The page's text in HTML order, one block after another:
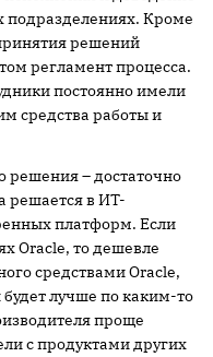
подразделениях. Кроме
решений
регламент процесса.
постоянно имели
средства работы и
решения – достаточно
решается в ИТ-
платформ. Если
Oracle, то дешевле
средствами Oracle,
лучше по каким-то
проще
с продуктами других